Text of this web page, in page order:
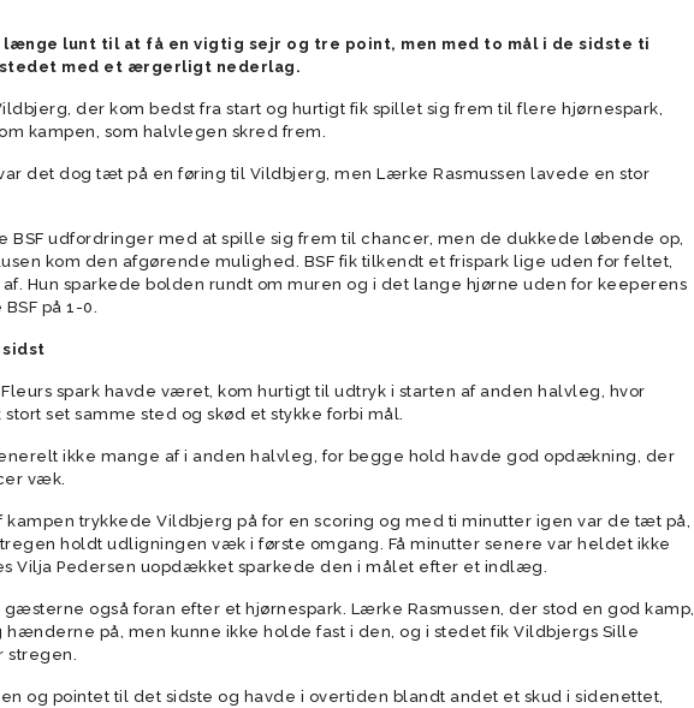
Træningstider
Vision
Forventninger
Talent setup
Videopolitik
længe lunt til at få en vigtig sejr og tre point, men med to mål i de sidste ti
med et ærgerligt nederlag.
der kom bedst fra start og hurtigt fik spillet sig frem til flere hjørnespark,
kampen, som halvlegen skred frem.
det dog tæt på en føring til Vildbjerg, men Lærke Rasmussen lavede en stor
BSF udfordringer med at spille sig frem til chancer, men de dukkede løbende op,
kom den afgørende mulighed. BSF fik tilkendt et frispark lige uden for feltet,
af. Hun sparkede bolden rundt om muren og i det lange hjørne uden for keeperens
på 1-0.
sidst
spark havde været, kom hurtigt til udtryk i starten af anden halvleg, hvor
set samme sted og skød et stykke forbi mål.
ikke mange af i anden halvleg, for begge hold havde god opdækning, der
væk.
kampen trykkede Vildbjerg på for en scoring og med ti minutter igen var de tæt på,
holdt udligningen væk i første omgang. Få minutter senere var heldet ikke
Vilja Pedersen uopdækket sparkede den i målet efter et indlæg.
også foran efter et hjørnespark. Lærke Rasmussen, der stod en god kamp,
hænderne på, men kunne ikke holde fast i den, og i stedet fik Vildbjergs Sille
stregen.
og pointet til det sidste og havde i overtiden blandt andet et skud i sidenettet,